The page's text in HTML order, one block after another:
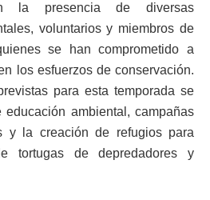
la presencia de diversas
voluntarios y miembros de
se han comprometido a
los esfuerzos de conservación.
para esta temporada se
educación ambiental, campañas
y la creación de refugios para
tortugas de depredadores y